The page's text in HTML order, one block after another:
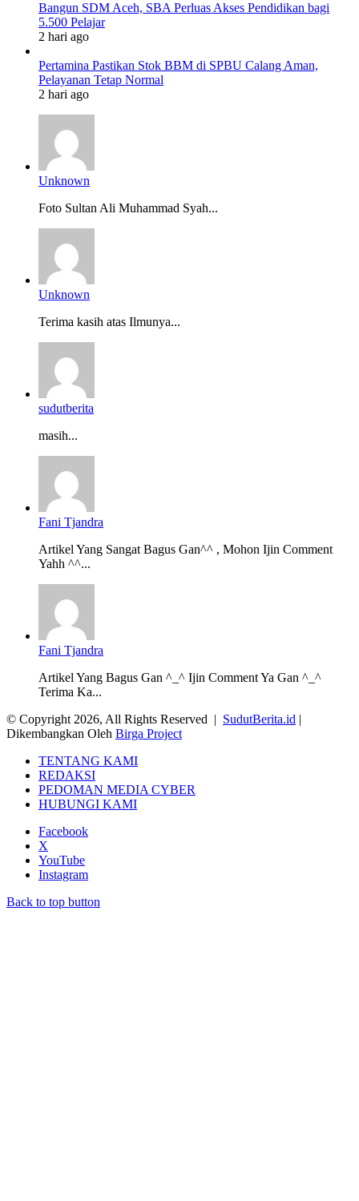
Bangun SDM Aceh, SBA Perluas Akses Pendidikan bagi
5.500 Pelajar
2 hari ago
Pertamina Pastikan Stok BBM di SPBU Calang Aman,
Pelayanan Tetap Normal
2 hari ago
Unknown
Foto Sultan Ali Muhammad Syah...
Unknown
Terima kasih atas Ilmunya...
sudutberita
masih...
Fani Tjandra
Artikel Yang Sangat Bagus Gan^^ , Mohon Ijin Comment
Yahh ^^...
Fani Tjandra
Artikel Yang Bagus Gan ^_^ Ijin Comment Ya Gan ^_^
Terima Ka...
© Copyright 2026, All Rights Reserved | SudutBerita.id |
Dikembangkan Oleh Birga Project
TENTANG KAMI
REDAKSI
PEDOMAN MEDIA CYBER
HUBUNGI KAMI
Facebook
X
YouTube
Instagram
Back to top button